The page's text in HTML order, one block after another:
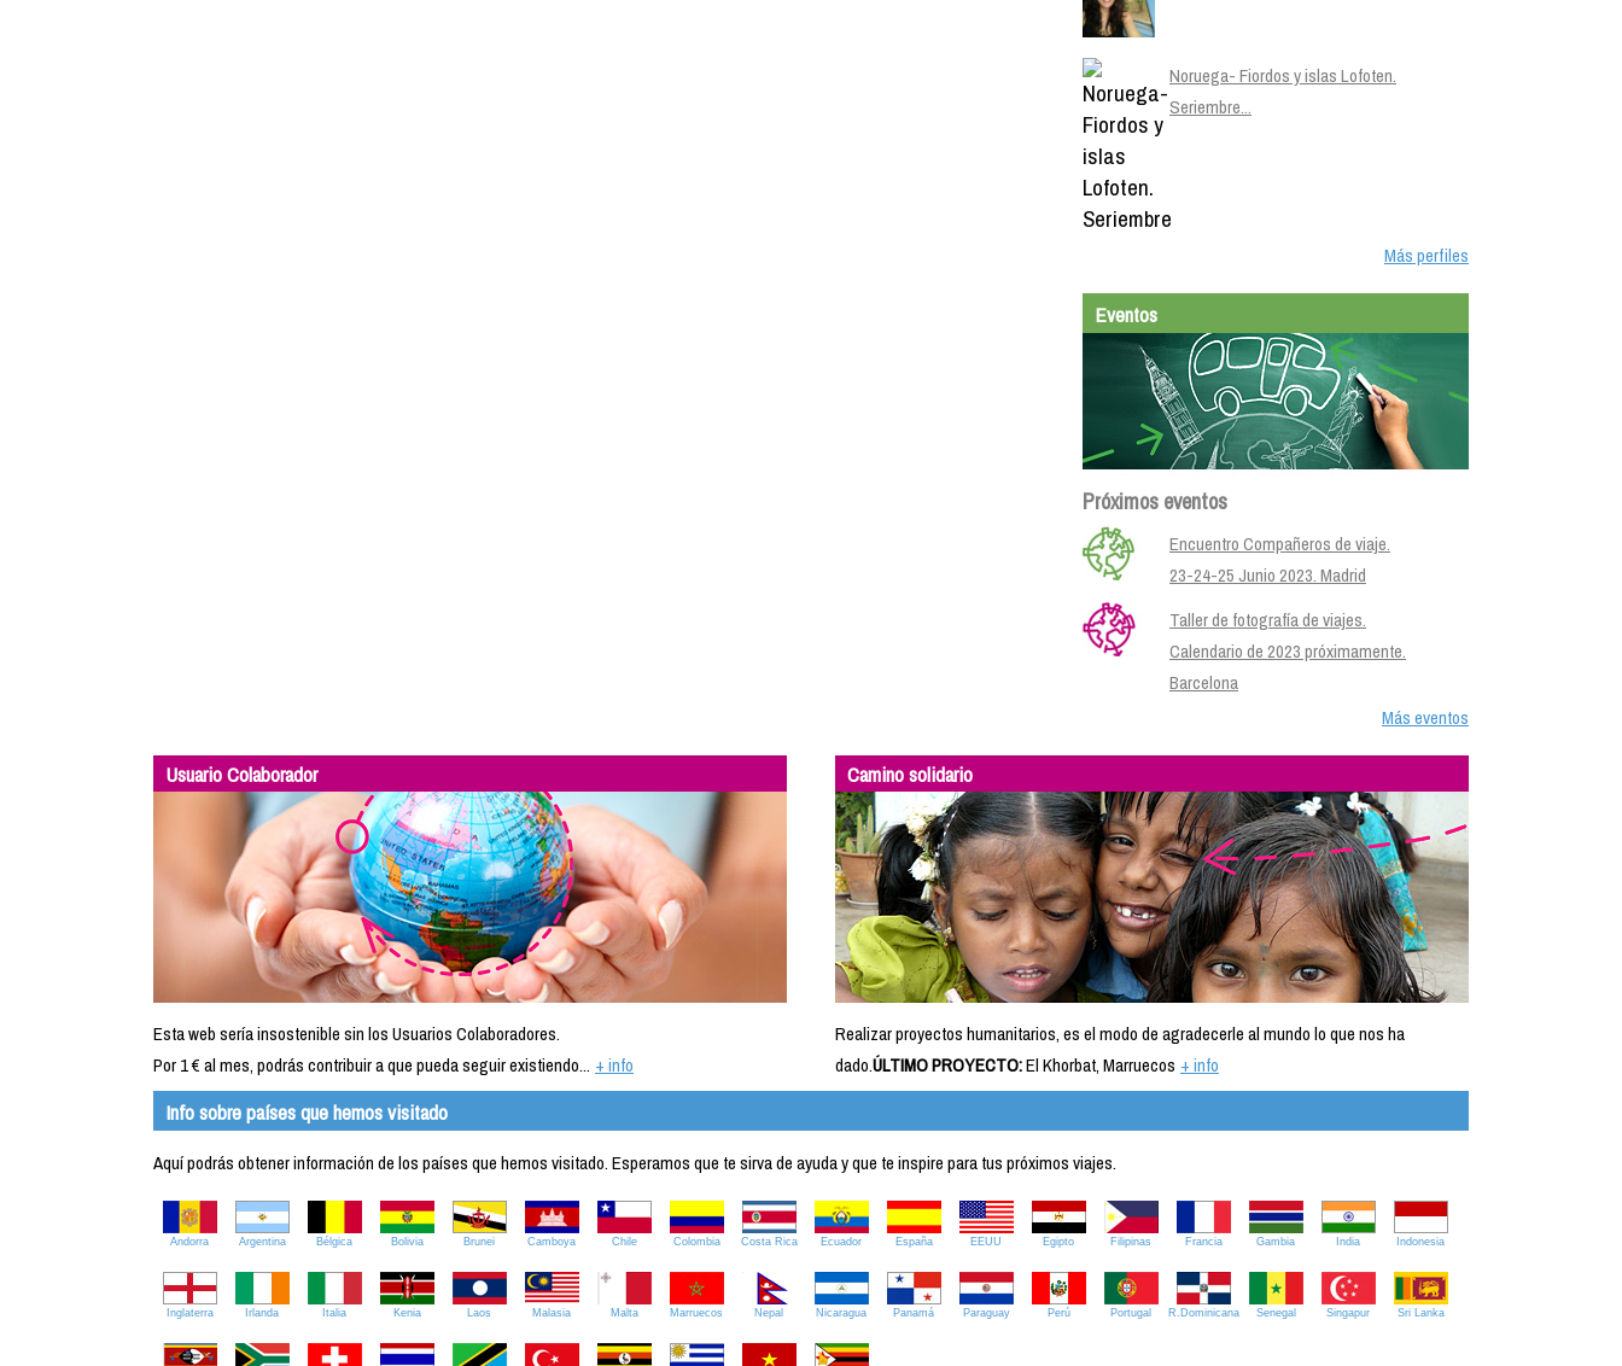
Noruega- Fiordos y islas Lofoten.
Seriembre...
Más perfiles
Eventos
Próximos eventos
Encuentro Compañeros de viaje.
23-24-25 Junio 2023. Madrid
Taller de fotografía de viajes.
Calendario de 2023 próximamente.
Barcelona
Más eventos
Usuario Colaborador
Esta web sería insostenible sin los Usuarios Colaboradores.
Por 1 € al mes, podrás contribuir a que pueda seguir existiendo... + info
Camino solidario
Realizar proyectos humanitarios, es el modo de agradecerle al mundo lo que nos ha
dado.ÚLTIMO PROYECTO:El Khorbat, Marruecos + info
Info sobre países que hemos visitado
Aquí podrás obtener información de los países que hemos visitado. Esperamos que te sirva de ayuda y que te inspire para tus próximos viajes.
Andorra Argentina Bélgica Bolivia Brunei Camboya Chile Colombia Costa Rica Ecuador España EEUU Egipto Filipinas Francia Gambia India Indonesia
Inglaterra Irlanda Italia Kenia Laos Malasia Malta Marruecos Nepal Nicaragua Panamá Paraguay Perú Portugal R.Dominicana Senegal Singapur Sri Lanka